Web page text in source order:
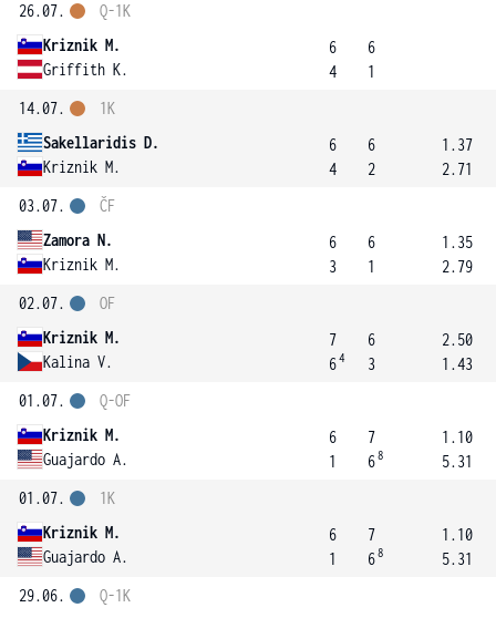
26.07.
Kriznik M.
Griffith K.
Q-1K
6
4
6
1
14.07.
Sakellaridis D.
Kriznik M.
1K
6
4
6
2
1.37
2.71
03.07.
Zamora N.
Kriznik M.
ČF
6
3
6
1
1.35
2.79
02.07.
Kriznik M.
Kalina V.
OF
7
64
6
3
2.50
1.43
01.07.
Kriznik M.
Guajardo A.
Q-OF
6
1
7
68
1.10
5.31
01.07.
Kriznik M.
Guajardo A.
1K
6
1
7
68
1.10
5.31
29.06.
Q-1K